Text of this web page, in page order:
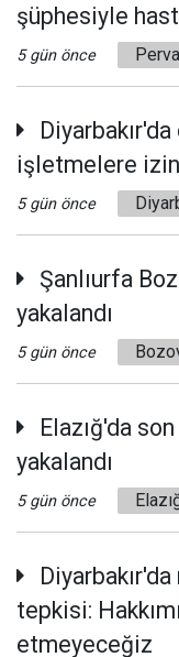
şüphesiyle
5 gün önce
işletmelere izin
5 gün önce
Şanlıurfa
yakalandı
5 gün önce
Elazığ'da
yakalandı
5 gün önce
tepkisi:
etmeyeceğiz